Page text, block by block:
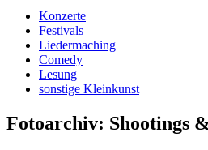
Konzerte
Festivals
Liedermaching
Comedy
Lesung
sonstige Kleinkunst
Fotoarchiv: Shootings